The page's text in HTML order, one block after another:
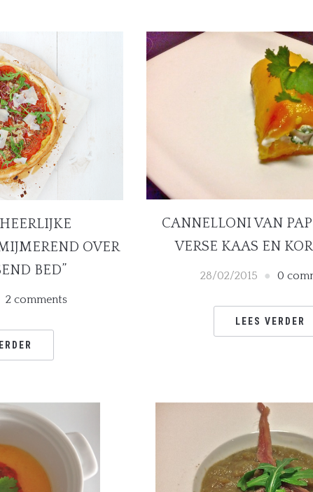
OVER
BED”
2 comments
CANNELLONI VAN
VERSE KAAS EN
28/02/2015 0
LEES VERDER